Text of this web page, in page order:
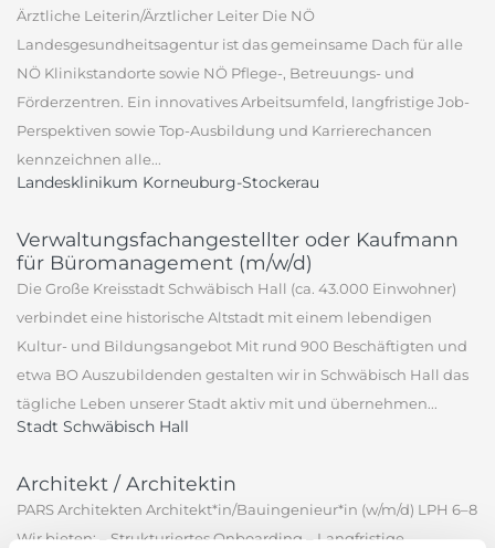
Ärztliche Leiterin/Ärztlicher Leiter Die NÖ
Landesgesundheitsagentur ist das gemeinsame Dach für alle
NÖ Klinikstandorte sowie NÖ Pflege-, Betreuungs- und
Förderzentren. Ein innovatives Arbeitsumfeld, langfristige Job-
Perspektiven sowie Top-Ausbildung und Karrierechancen
kennzeichnen alle...
Landesklinikum Korneuburg-Stockerau
Verwaltungsfachangestellter oder Kaufmann
für Büromanagement (m/w/d)
Die Große Kreisstadt Schwäbisch Hall (ca. 43.000 Einwohner)
verbindet eine historische Altstadt mit einem lebendigen
Kultur- und Bildungsangebot Mit rund 900 Beschäftigten und
etwa BO Auszubildenden gestalten wir in Schwäbisch Hall das
tägliche Leben unserer Stadt aktiv mit und übernehmen...
Stadt Schwäbisch Hall
Architekt / Architektin
PARS Architekten Architekt*in/Bauingenieur*in (w/m/d) LPH 6–8
Wir bieten: – Strukturiertes Onboarding – Langfristige